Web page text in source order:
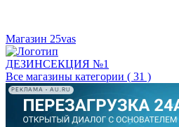
Магазин 25vas
ДЕЗИНСЕКЦИЯ №1
Все магазины категории ( 31 )
РЕКЛАМА • AU.RU